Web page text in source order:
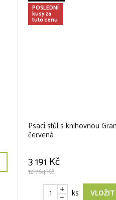
POSLEDNÍ
kusy za
tuto cenu
Psací stůl s knihovnou
červená
3 191 Kč
12 764 Kč
ks